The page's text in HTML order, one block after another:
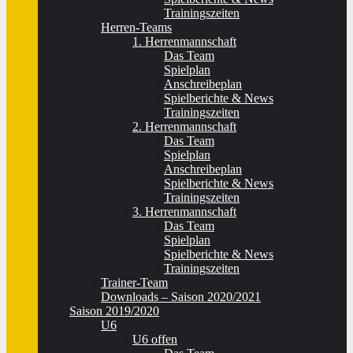
Trainingszeiten
Herren-Teams
1. Herrenmannschaft
Das Team
Spielplan
Anschreibeplan
Spielberichte & News
Trainingszeiten
2. Herrenmannschaft
Das Team
Spielplan
Anschreibeplan
Spielberichte & News
Trainingszeiten
3. Herrenmannschaft
Das Team
Spielplan
Spielberichte & News
Trainingszeiten
Trainer-Team
Downloads – Saison 2020/2021
Saison 2019/2020
U6
U6 offen